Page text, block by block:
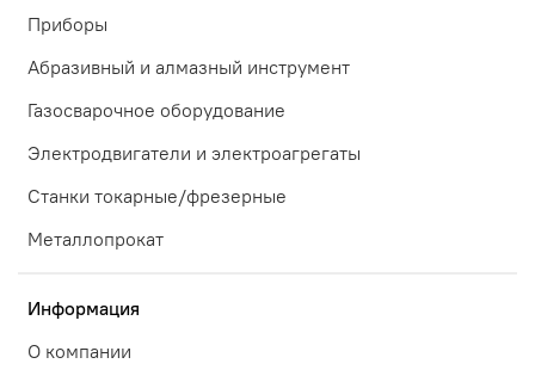
Приборы
Абразивный и алмазный инструмент
Газосварочное оборудование
Электродвигатели и электроагрегаты
Станки токарные/фрезерные
Металлопрокат
Информация
О компании